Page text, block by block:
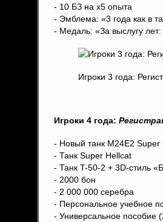
- 10 БЗ на x5 опыта
- Эмблема: «3 года как в
- Медаль: «За выслугу
Игроки 3 года:
Игроки 4 года:
- Новый танк М24Е2 Super
- Танк Super Hellcat
- Танк T-50-2 + 3D-стиль
- 2000 бон
- 2 000 000 серебра
- Персональное учебное
- Универсальное пособие